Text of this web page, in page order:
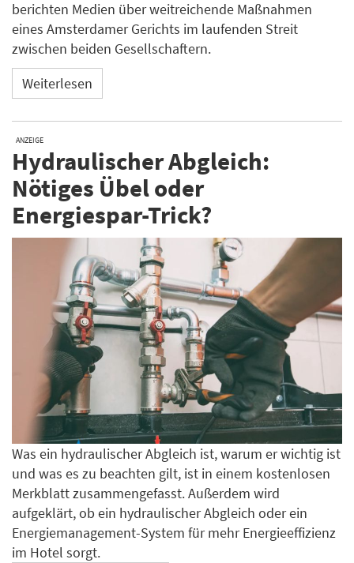
berichten Medien über weitreichende Maßnahmen
eines Amsterdamer Gerichts im laufenden Streit
zwischen beiden Gesellschaftern.
Weiterlesen
ANZEIGE
Hydraulischer Abgleich:
Nötiges Übel oder
Energiespar-Trick?
Was ein hydraulischer Abgleich ist, warum er wichtig ist
und was es zu beachten gilt, ist in einem kostenlosen
Merkblatt zusammengefasst. Außerdem wird
aufgeklärt, ob ein hydraulischer Abgleich oder ein
Energiemanagement-System für mehr Energieeffizienz
im Hotel sorgt.